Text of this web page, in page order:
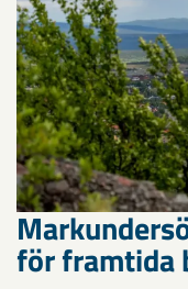
för framtida